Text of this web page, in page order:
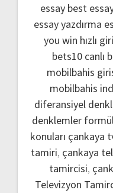
essay best
essay yazdırma
you win hızlı
bets10 canlı
mobilbahis
mobilbahis
diferansiyel
denklemler
konuları çankaya
tamiri, çankaya
tamircisi,
Televizyon